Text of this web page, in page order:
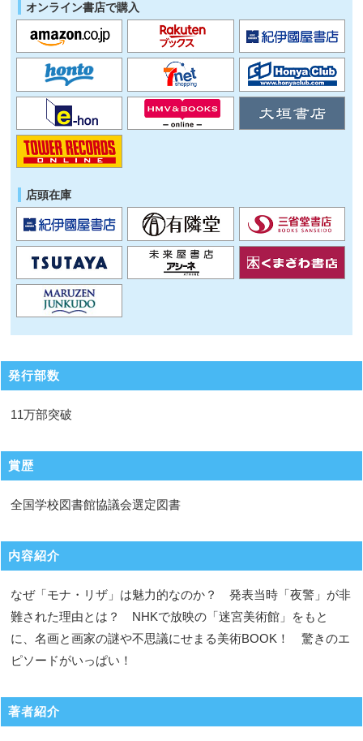
オンライン書店で購入
店頭在庫
発行部数
11万部突破
賞歴
全国学校図書館協議会選定図書
内容紹介
なぜ「モナ・リザ」は魅力的なのか？ 発表当時「夜警」が非
難された理由とは？ NHKで放映の「迷宮美術館」をもと
に、名画と画家の謎や不思議にせまる美術BOOK！ 驚きのエ
ピソードがいっぱい！
著者紹介